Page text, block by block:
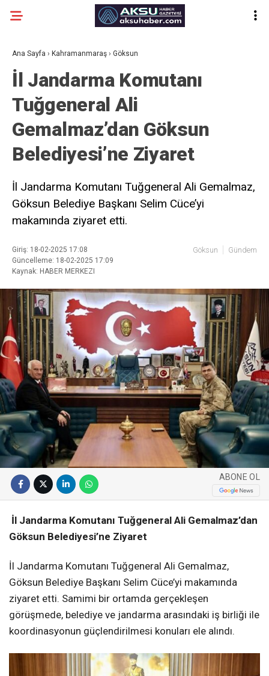
Ana Sayfa › Kahramanmaraş › Göksun
İl Jandarma Komutanı
Tuğgeneral Ali
Gemalmaz’dan Göksun
Belediyesi’ne Ziyaret
İl Jandarma Komutanı Tuğgeneral Ali Gemalmaz,
Göksun Belediye Başkanı Selim Cüce’yi
makamında ziyaret etti.
Giriş: 18-02-2025 17:08
Güncelleme: 18-02-2025 17:09
Kaynak: HABER MERKEZI
Göksun Gündem
ABONE OL
İl Jandarma Komutanı Tuğgeneral Ali Gemalmaz’dan
Göksun Belediyesi’ne Ziyaret
İl Jandarma Komutanı Tuğgeneral Ali Gemalmaz,
Göksun Belediye Başkanı Selim Cüce’yi makamında
ziyaret etti. Samimi bir ortamda gerçekleşen
görüşmede, belediye ve jandarma arasındaki iş birliği ile
koordinasyonun güçlendirilmesi konuları ele alındı.